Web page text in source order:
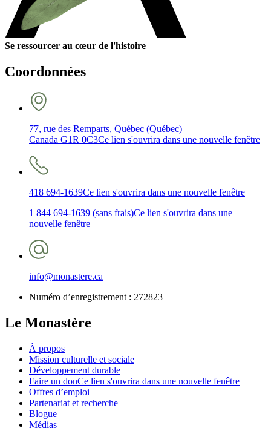
Se ressourcer au cœur de l'histoire
Coordonnées
77, rue des Remparts, Québec (Québec)
Canada G1R 0C3Ce lien s'ouvrira dans une nouvelle fenêtre
418 694-1639Ce lien s'ouvrira dans une nouvelle fenêtre
1 844 694-1639 (sans frais)Ce lien s'ouvrira dans une
nouvelle fenêtre
info@monastere.ca
Numéro d’enregistrement : 272823
Le Monastère
À propos
Mission culturelle et sociale
Développement durable
Faire un donCe lien s'ouvrira dans une nouvelle fenêtre
Offres d’emploi
Partenariat et recherche
Blogue
Médias